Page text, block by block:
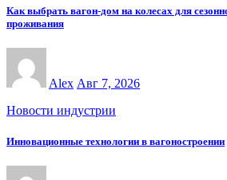
Как выбрать вагон-дом на колесах для
проживания
Alex Авг 7, 2026
Новости индустрии
Инновационные технологии в вагоностроении